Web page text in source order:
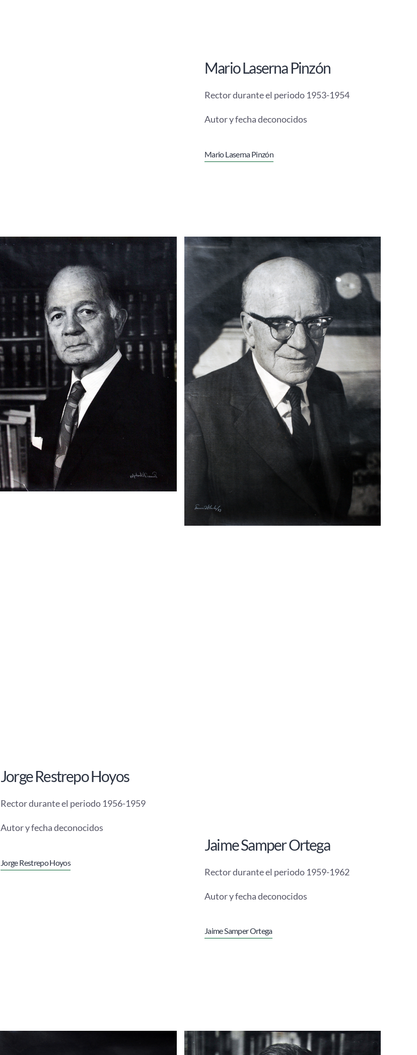
Mario Laserna Pinzón
Rector durante el periodo 1953-1954
Autor y fecha deconocidos
Mario Laserna Pinzón
Jorge Restrepo Hoyos
Rector durante el periodo 1956-1959
Autor y fecha deconocidos
Jorge Restrepo Hoyos
Jaime Samper Ortega
Rector durante el periodo 1959-1962
Autor y fecha deconocidos
Jaime Samper Ortega